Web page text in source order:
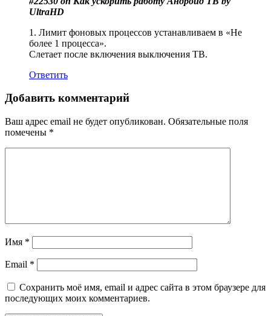
UltraHD
1. Лимит фоновых процессов устанавливаем в «Не
более 1 процесса».
Слетает после включения выключения ТВ.
Ответить
Добавить комментарий
Ваш адрес email не будет опубликован. Обязательные поля
помечены *
Имя *
Email *
Сохранить моё имя, email и адрес сайта в этом браузере для
последующих моих комментариев.